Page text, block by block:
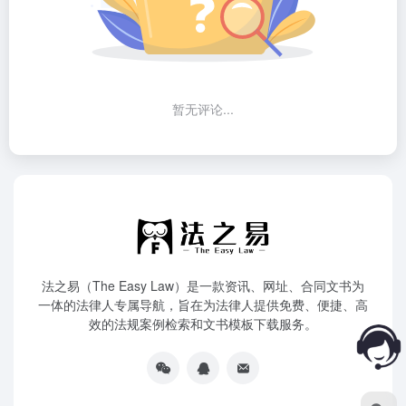
暂无评论...
法之易（The Easy Law）是一款资讯、网址、合同文书为
一体的法律人专属导航，旨在为法律人提供免费、便捷、高
效的法规案例检索和文书模板下载服务。